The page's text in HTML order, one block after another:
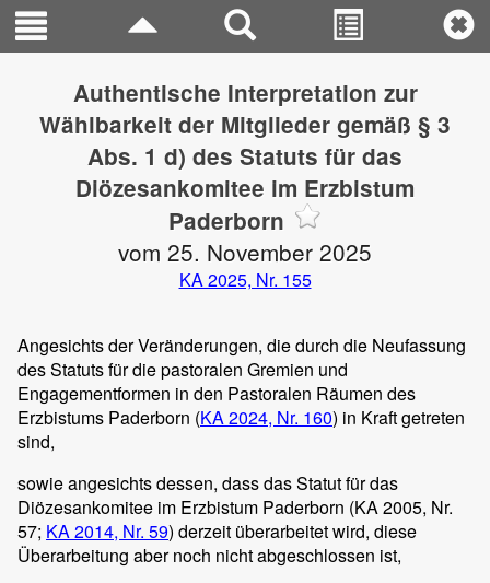
Authentische Interpretation zur
Wählbarkeit der Mitglieder gemäß § 3
Abs. 1 d) des Statuts für das
Diözesankomitee im Erzbistum
Paderborn
vom 25. November 2025
KA 2025, Nr. 155
Angesichts der Veränderungen, die durch die Neufassung
des Statuts für die pastoralen Gremien und
Engagementformen in den Pastoralen Räumen des
Erzbistums Paderborn (KA 2024, Nr. 160) in Kraft getreten
sind,
sowie angesichts dessen, dass das Statut für das
Diözesankomitee im Erzbistum Paderborn (KA 2005, Nr.
57; KA 2014, Nr. 59) derzeit überarbeitet wird, diese
Überarbeitung aber noch nicht abgeschlossen ist,